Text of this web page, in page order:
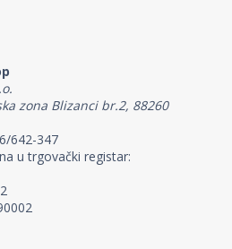
zona Blizanci br.2, 88260
642-347
u trgovački registar: